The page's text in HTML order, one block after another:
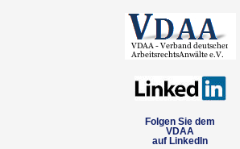
Folgen Sie dem
VDAA
auf LinkedIn